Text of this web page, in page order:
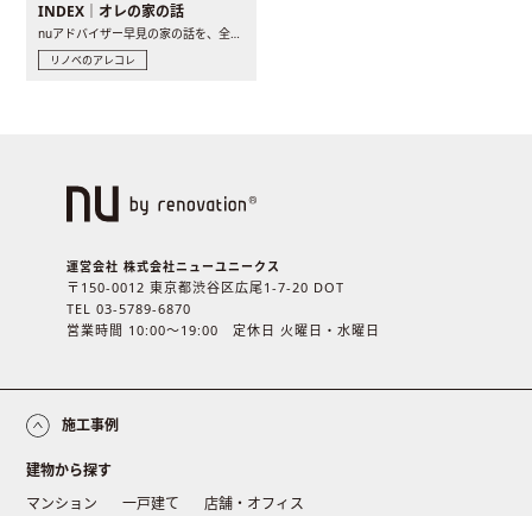
INDEX｜オレの家の話
nuアドバイザー早見の家の話を、全4話でお届け。リノベーションを..
リノベのアレコレ
運営会社 株式会社ニューユニークス
〒150-0012 東京都渋谷区広尾1-7-20 DOT
TEL 03-5789-6870
営業時間 10:00〜19:00 定休日 火曜日・水曜日
施工事例
建物から探す
マンション
一戸建て 店舗・オフィス